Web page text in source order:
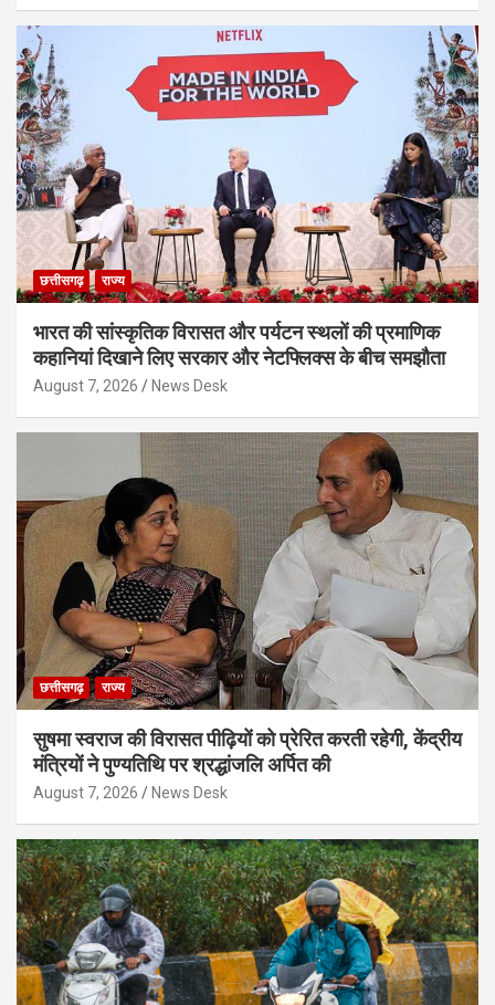
छत्तीसगढ़ राज्य
भारत की सांस्कृतिक विरासत और पर्यटन स्थलों की प्रमाणिक
कहानियां दिखाने लिए सरकार और नेटफ्लिक्स के बीच समझौता
August 7, 2026 News Desk
छत्तीसगढ़ राज्य
सुषमा स्वराज की विरासत पीढ़ियों को प्रेरित करती रहेगी, केंद्रीय
मंत्रियों ने पुण्यतिथि पर श्रद्धांजलि अर्पित की
August 7, 2026 News Desk